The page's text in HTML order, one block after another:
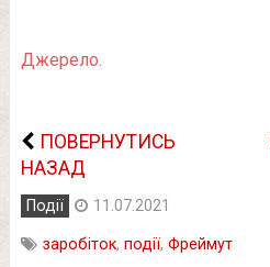
Джерело.
ПОВЕРНУТИСЬ
НАЗАД
Події 11.07.2021
заробіток, події, Фреймут